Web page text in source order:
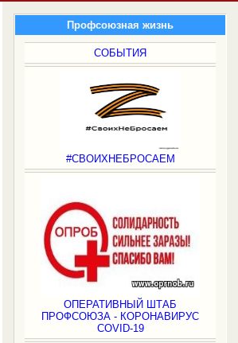
Профсоюзная жизнь
СОБЫТИЯ
#СВОИХНЕБРОСАЕМ
ОПЕРАТИВНЫЙ ШТАБ
ПРОФСОЮЗА - КОРОНАВИРУС
COVID-19